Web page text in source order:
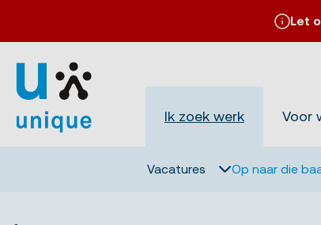
Let
Ik zoek werk Voor
Vacatures Op naar die